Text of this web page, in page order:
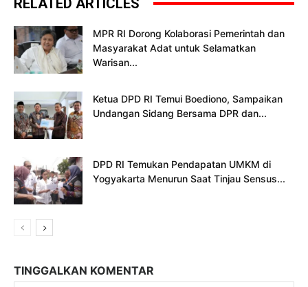
RELATED ARTICLES
MPR RI Dorong Kolaborasi Pemerintah dan
Masyarakat Adat untuk Selamatkan
Warisan...
Ketua DPD RI Temui Boediono, Sampaikan
Undangan Sidang Bersama DPR dan...
DPD RI Temukan Pendapatan UMKM di
Yogyakarta Menurun Saat Tinjau Sensus...
TINGGALKAN KOMENTAR